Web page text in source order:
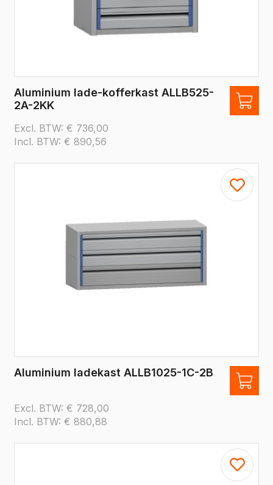
Aluminium lade-kofferkast ALLB525-
2A-2KK
Excl. BTW: € 736,00
Incl. BTW: € 890,56
Aluminium ladekast ALLB1025-1C-2B
Excl. BTW: € 728,00
Incl. BTW: € 880,88